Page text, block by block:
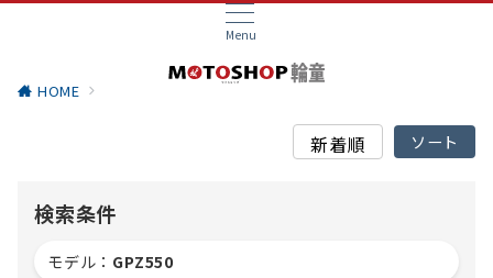
Menu
HOME
検索条件
モデル： GPZ550